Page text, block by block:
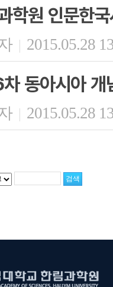
학원 인문한
| 2015.05.28
동아시아 개
| 2015.05.28